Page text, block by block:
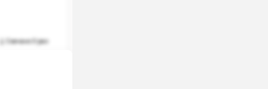
Скачано 0 раз